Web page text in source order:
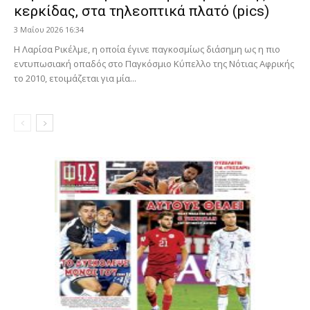
κερκίδας, στα τηλεοπτικά πλατό (pics)
3 Μαΐου 2026 16:34
Η Λαρίσα Ρικέλμε, η οποία έγινε παγκοσμίως διάσημη ως η πιο
εντυπωσιακή οπαδός στο Παγκόσμιο Κύπελλο της Νότιας Αφρικής
το 2010, ετοιμάζεται για μία...